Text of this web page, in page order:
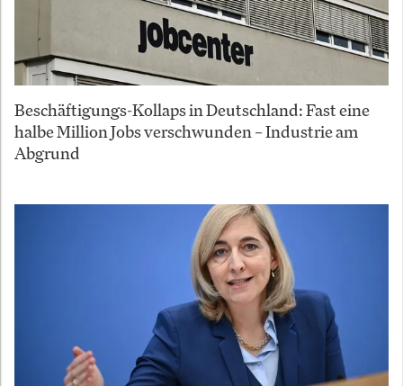
Beschäftigungs-Kollaps in Deutschland: Fast eine
halbe Million Jobs verschwunden – Industrie am
Abgrund